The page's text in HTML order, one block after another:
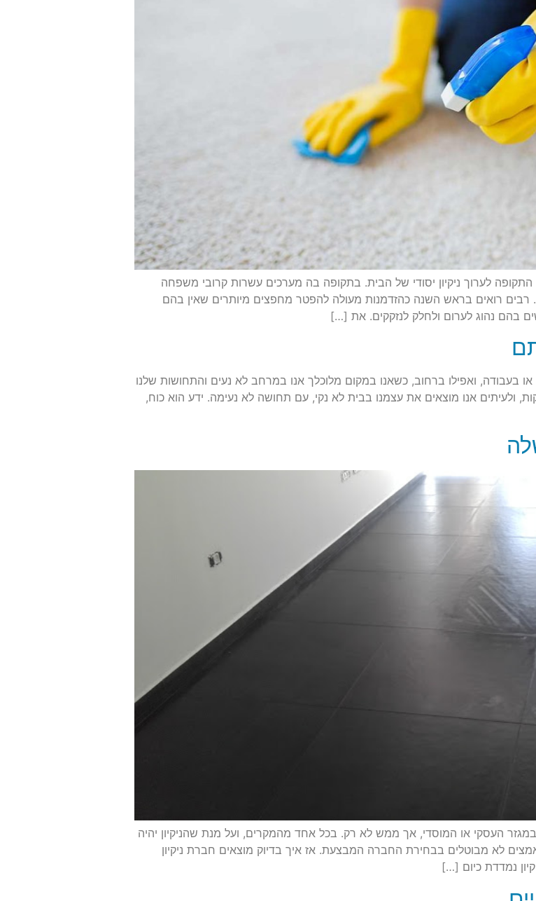
לערוך ניקיון יסודי של הבית. בתקופה בה מערכים עשרות קרובי משפחה
רבים רואים בראש השנה כהזדמנות מעולה להפטר מחפצים מיותרים שאין בהם
בהם נהוג לערום ולחלק לנזקקים. את […]
בעבודה, ואפילו ברחוב, כשאנו במקום מלוכלך אנו במרחב לא נעים והתחושות שלנו
ולעיתים אנו מוצאים את עצמנו בבית לא נקי, עם תחושה לא נעימה. ידע הוא כוח,
העסקי או המוסדי, אך ממש לא רק. בכל אחד מהמקרים, ועל מנת שהניקיון יהיה
לא מבוטלים בבחירת החברה המבצעת. אז איך בדיוק מוצאים חברת ניקיון
נמדדת כיום […]